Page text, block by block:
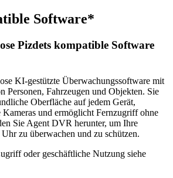
Software*
Pizdets kompatible Software
KI-gestützte Überwachungssoftware mit
Personen, Fahrzeugen und Objekten. Sie
Oberfläche auf jedem Gerät,
Kameras und ermöglicht Fernzugriff ohne
Sie Agent DVR herunter, um Ihre
zu überwachen und zu schützen.
oder geschäftliche Nutzung siehe